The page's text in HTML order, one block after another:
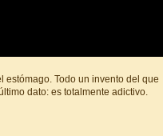
estómago. Todo un invento del que
dato: es totalmente adictivo.